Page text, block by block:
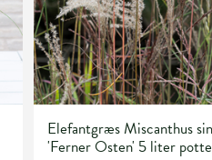
Elefantgræs Miscanthus
'Ferner Osten' 5 liter potte